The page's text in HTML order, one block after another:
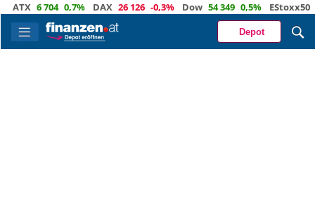
0,7% DAX 26 126 -0,3% Dow 54 349 0,5% EStoxx50 6 477 -0,2%
Depot